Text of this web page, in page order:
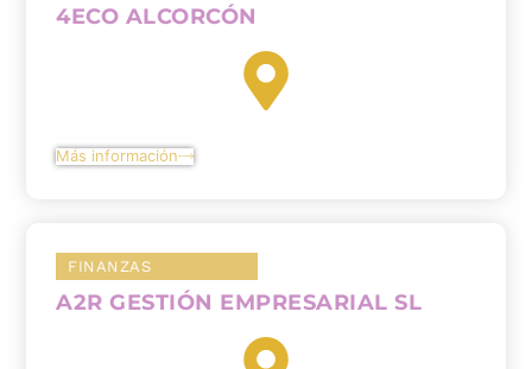
4ECO ALCORCÓN
Más información
FINANZAS
A2R GESTIÓN EMPRESARIAL SL